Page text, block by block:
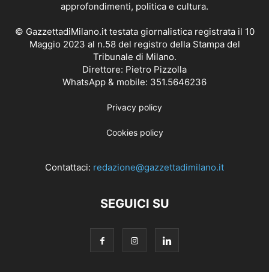
approfondimenti, politica e cultura.
© GazzettadiMilano.it testata giornalistica registrata il 10
Maggio 2023 al n.58 del registro della Stampa del
Tribunale di Milano.
Direttore: Pietro Pizzolla
WhatsApp & mobile: 351.5646236
Privacy policy
Cookies policy
Contattaci: redazione@gazzettadimilano.it
SEGUICI SU